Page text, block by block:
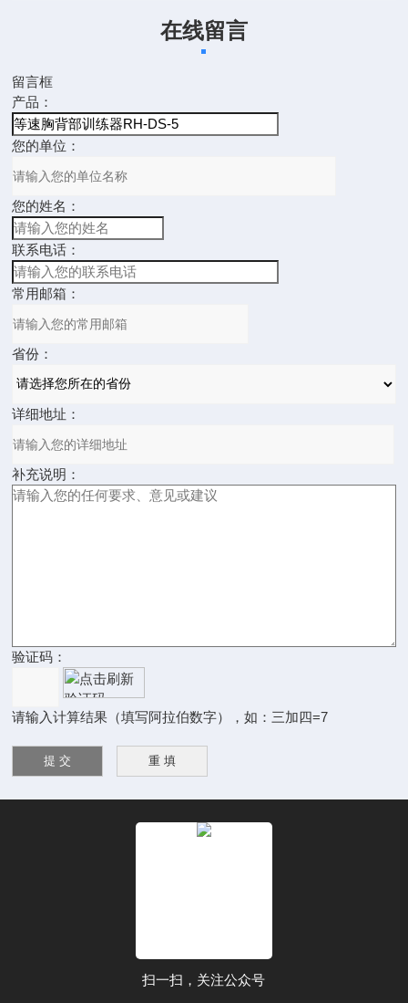
在线留言
留言框
产品：
您的单位：
您的姓名：
联系电话：
常用邮箱：
省份：
详细地址：
补充说明：
验证码：
请输入计算结果（填写阿拉伯数字），如：三加四=7
扫一扫，关注公众号